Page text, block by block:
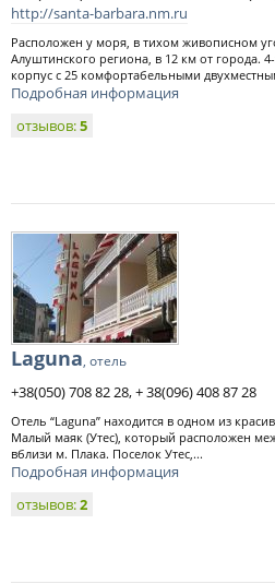
http://santa-barbara.nm.ru
Расположен у моря, в тихом живописном
Алуштинского региона, в 12 км от города.
корпус с 25 комфортабельными
Подробная информация
отзывов:5
Laguna, отель
+38(050) 708 82 28, + 38(096) 408 87 28
Отель “Laguna” находится в одном из
Малый маяк (Утес), который расположен
вблизи м. Плака. Поселок Утес,...
Подробная информация
отзывов:2